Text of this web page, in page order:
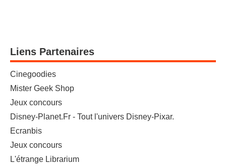
Liens Partenaires
Cinegoodies
Mister Geek Shop
Jeux concours
Disney-Planet.Fr - Tout l'univers Disney-Pixar.
Ecranbis
Jeux concours
L'étrange Librarium